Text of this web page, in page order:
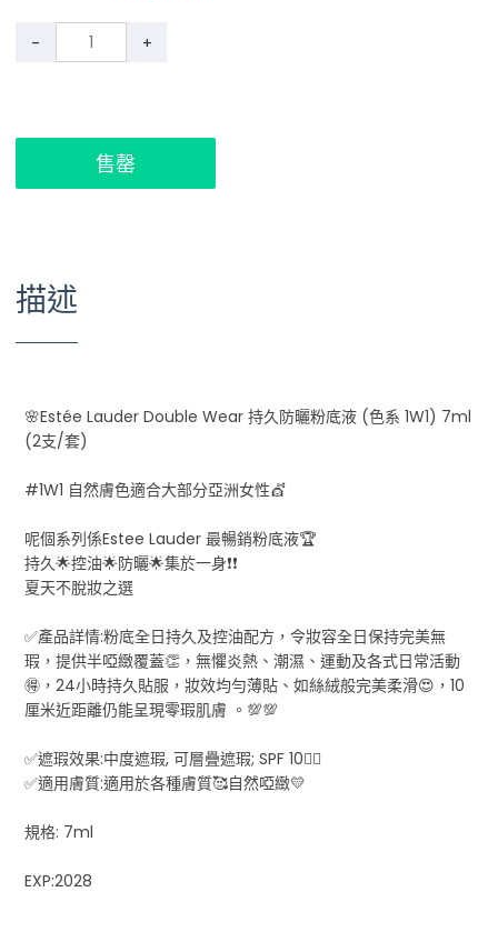
- +
售罄
描述
🌸Estée Lauder Double Wear 持久防曬粉底液 (色系 1W1) 7ml
(2支/套)
#1W1 自然膚色適合大部分亞洲女性💇‍
呢個系列係Estee Lauder 最暢銷粉底液🏆
持久🌟控油🌟防曬🌟集於一身❗❗
夏天不脫妝之選
✅產品詳情:粉底全日持久及控油配方，令妝容全日保持完美無
瑕，提供半啞緻覆蓋👏，無懼炎熱、潮濕、運動及各式日常活動
🉐，24小時持久貼服，妝效均勻薄貼、如絲絨般完美柔滑😍，10
厘米近距離仍能呈現零瑕肌膚 。💯💯
✅遮瑕效果:中度遮瑕, 可層疊遮瑕; SPF 10👍🏻
✅適用膚質:適用於各種膚質🥰自然啞緻💛
規格: 7ml
EXP:2028